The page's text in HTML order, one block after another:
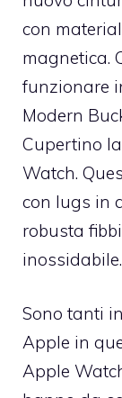
con
magnetica.
funzionare
Modern
Cupertino
Watch.
con lugs in
robusta
inossidabile.
Sono tanti
Apple in
Apple